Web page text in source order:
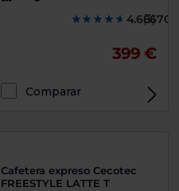
(3)
399 €
Comparar
Cafetera expreso Cecotec
FREESTYLE LATTE T